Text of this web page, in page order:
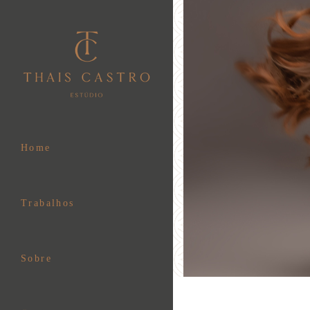
Home
Trabalhos
Sobre